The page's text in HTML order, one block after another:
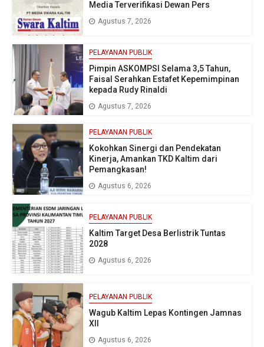
Media Terverifikasi Dewan Pers
Agustus 7, 2026
PELAYANAN PUBLIK
Pimpin ASKOMPSI Selama 3,5 Tahun,
Faisal Serahkan Estafet Kepemimpinan
kepada Rudy Rinaldi
Agustus 7, 2026
PELAYANAN PUBLIK
Kokohkan Sinergi dan Pendekatan
Kinerja, Amankan TKD Kaltim dari
Pemangkasan!
Agustus 6, 2026
PELAYANAN PUBLIK
Kaltim Target Desa Berlistrik Tuntas
2028
Agustus 6, 2026
PELAYANAN PUBLIK
Wagub Kaltim Lepas Kontingen Jamnas
XII
Agustus 6, 2026